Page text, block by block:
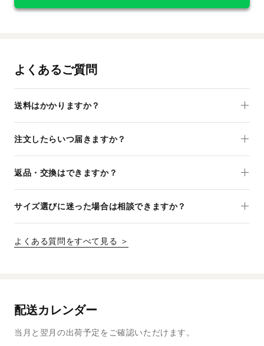
よくあるご質問
送料はかかりますか？
注文したらいつ届きますか？
返品・交換はできますか？
サイズ選びに迷った場合は相談できますか？
よくある質問をすべて見る ＞
配送カレンダー
当月と翌月の出荷予定をご確認いただけます。